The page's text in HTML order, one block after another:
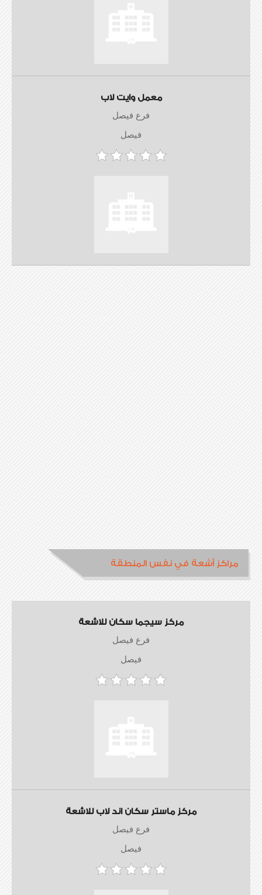
معمل وايت لاب
فرع فيصل
فيصل
مراكز أشعة في نفس المنطقة
مركز سيجما سكان للاشعة
فرع فيصل
فيصل
مركز ماستر سكان اند لاب للاشعة
فرع فيصل
فيصل